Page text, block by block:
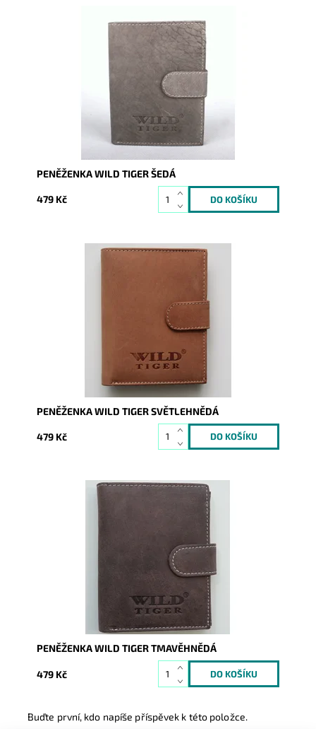
PENĚŽENKA WILD TIGER ŠEDÁ
479 Kč
PENĚŽENKA WILD TIGER SVĚTLEHNĚDÁ
479 Kč
Wild
PENĚŽENKA WILD TIGER TMAVĚHNĚDÁ
479 Kč
Buďte první, kdo napíše příspěvek k této položce.